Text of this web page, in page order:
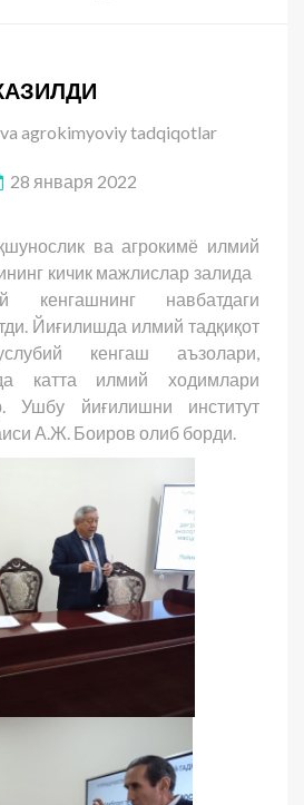
agrokimyoviy tadqiqotlar
28 января 2022
ва агрокимё илмий
кичик мажлислар залида
кенгашнинг навбатдаги
Йиғилишда илмий тадқиқот
кенгаш аъзолари,
катта илмий ходимлари
Ушбу йиғилишни институт
А.Ж. Боиров олиб борди.